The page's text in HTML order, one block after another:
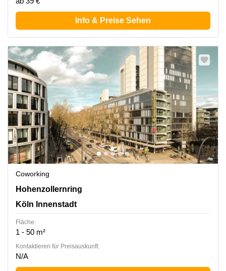
Info & Preise Sehen
Coworking
Hohenzollernring 57, Köln Innenstadt
Hohenzollernring
Köln Innenstadt
Fläche:
1 - 50 m²
Kontaktieren für Preisauskunft:
N/A